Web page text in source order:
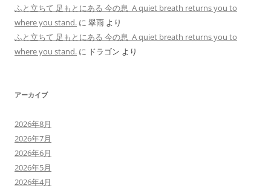
ふと立ちて 足もとにある 今の息 A quiet breath returns you to
where you stand. に 翠雨 より
ふと立ちて 足もとにある 今の息 A quiet breath returns you to
where you stand. に ドラゴン より
アーカイブ
2026年8月
2026年7月
2026年6月
2026年5月
2026年4月